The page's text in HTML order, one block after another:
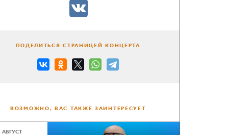
ПОДЕЛИТЬСЯ СТРАНИЦЕЙ КОНЦЕРТА
ВОЗМОЖНО, ВАС ТАКЖЕ ЗАИНТЕРЕСУЕТ
АВГУСТ